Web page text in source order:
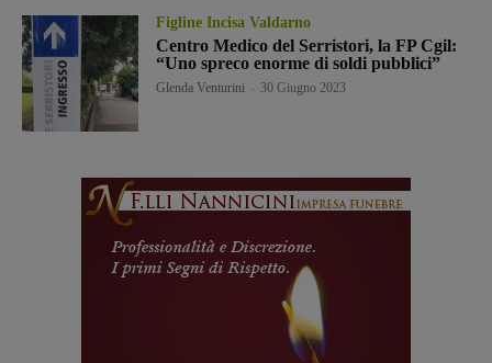
Figline Incisa Valdarno
Centro Medico del Serristori, la FP Cgil:
“Uno spreco enorme di soldi pubblici”
Glenda Venturini 30 Giugno 2023